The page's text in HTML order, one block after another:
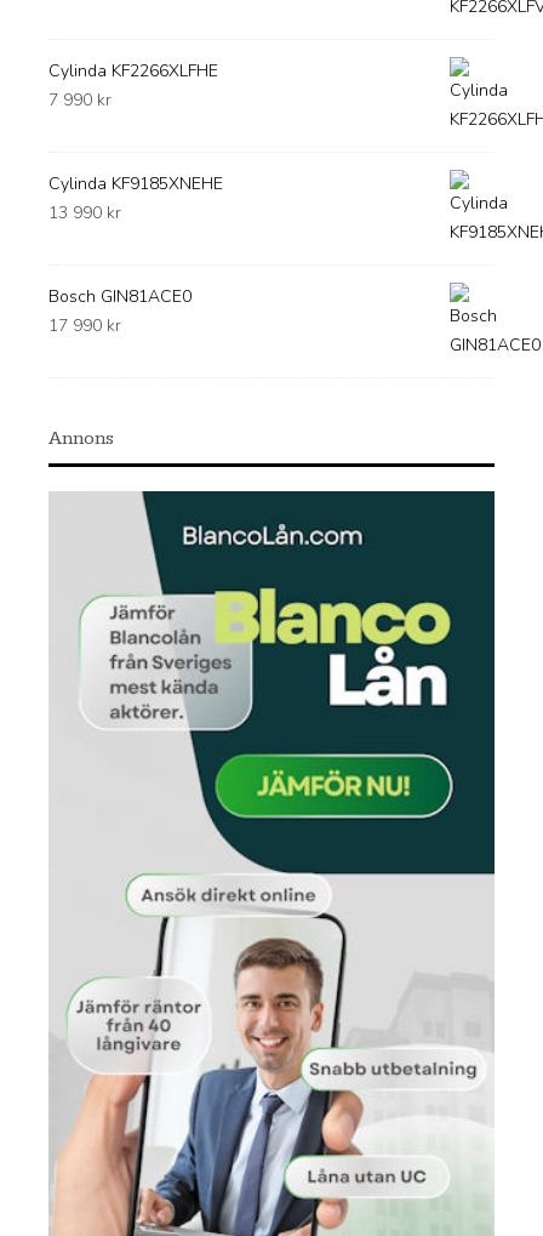
Cylinda KF2266XLFHE
7 990 kr
Cylinda KF9185XNEHE
13 990 kr
Bosch GIN81ACE0
17 990 kr
Annons